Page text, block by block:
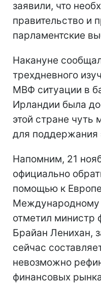
заявили, что
правительство и
парламентские
Накануне
трехдневного
МВФ ситуации в
Ирландии была
этой стране чуть
для поддержания
Напомним, 21
официально
помощью к
Международному
отметил министр
Брайан Ленихан,
сейчас
невозможно
финансовых